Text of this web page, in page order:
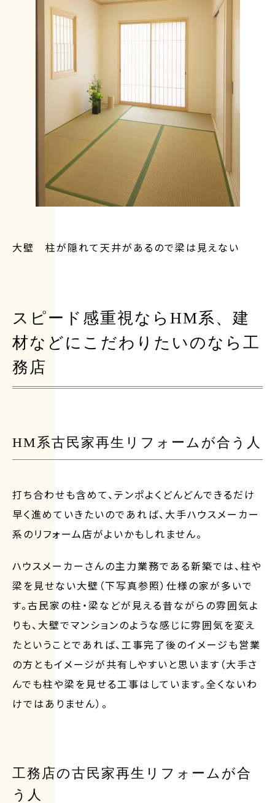
大壁 柱が隠れて天井があるので梁は見えない
スピード感重視ならHM系、建
材などにこだわりたいのなら工
務店
HM系古民家再生リフォームが合う人
打ち合わせも含めて、テンポよくどんどんできるだけ
早く進めていきたいのであれば、大手ハウスメーカー
系のリフォーム店がよいかもしれません。
ハウスメーカーさんの主力業務である新築では、柱や
梁を見せない大壁（下写真参照）仕様の家が多いで
す。古民家の柱・梁などが見える昔ながらの雰囲気よ
りも、大壁でマンションのような感じに雰囲気を変え
たということであれば、工事完了後のイメージも営業
の方ともイメージが共有しやすいと思います（大手さ
んでも柱や梁を見せる工事はしています。全くないわ
けではありません）。
工務店の古民家再生リフォームが合
う人